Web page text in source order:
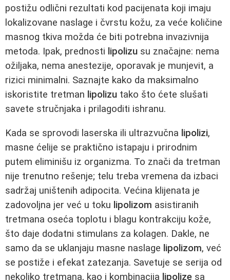
postižu odlični rezultati kod pacijenata koji imaju
lokalizovane naslage i čvrstu kožu, za veće količine
masnog tkiva možda će biti potrebna invazivnija
metoda. Ipak, prednosti lipolizu su značajne: nema
ožiljaka, nema anestezije, oporavak je munjevit, a
rizici minimalni. Saznajte kako da maksimalno
iskoristite tretman lipolizu tako što ćete slušati
savete stručnjaka i prilagoditi ishranu.
Kada se sprovodi laserska ili ultrazvučna lipolizi,
masne ćelije se praktično istapaju i prirodnim
putem eliminišu iz organizma. To znači da tretman
nije trenutno rešenje; telu treba vremena da izbaci
sadržaj uništenih adipocita. Većina klijenata je
zadovoljna jer već u toku lipolizom asistiranih
tretmana oseća toplotu i blagu kontrakciju kože,
što daje dodatni stimulans za kolagen. Dakle, ne
samo da se uklanjaju masne naslage lipolizom, već
se postiže i efekat zatezanja. Savetuje se serija od
nekoliko tretmana, kao i kombinacija lipolize sa